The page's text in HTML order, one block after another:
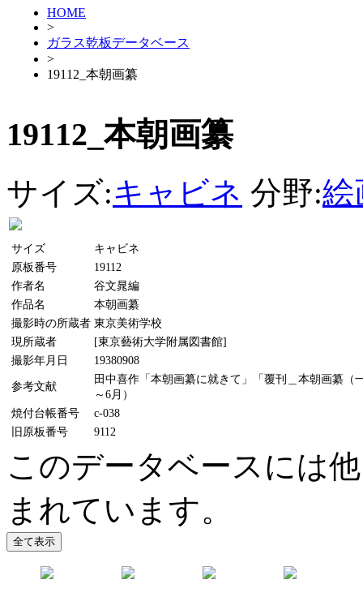
HOME
>
ガラス乾板データベース
>
19112_本朝画纂
19112_本朝画纂
サイズ:キャビネ 分野:絵
サイズ
キャビネ
原板番号
19112
作者名
谷文晁編
作品名
本朝画纂
撮影時の所蔵者 東京美術学校
現所蔵者
[東京藝術大学附属図書館]
撮影年月日
19380908
参考文献
田中喜作「本朝画纂に就きて」「覆刊＿本朝画纂（
～6月）
焼付台帳番号
c-038
旧原板番号
9112
このデータベースには
まれています。